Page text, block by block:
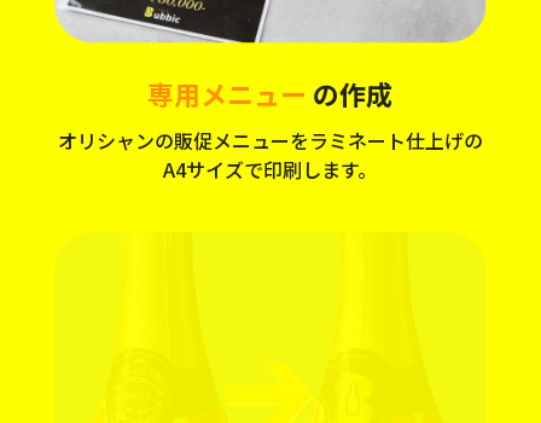
専用メニュー の作成
オリシャンの販促メニューをラミネート仕上げの
A4サイズで印刷します。